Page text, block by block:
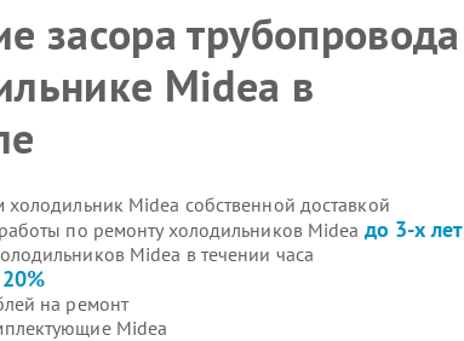
засора трубопровода
Midea в
холодильник Midea собственной доставкой
по ремонту холодильников Midea до 3-х лет
Midea в течении часа
20%
на ремонт
Midea